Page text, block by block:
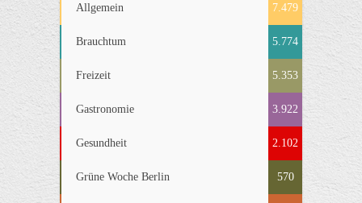
Allgemein 7.479
Brauchtum 5.774
Freizeit 5.353
Gastronomie 3.922
Gesundheit 2.102
Grüne Woche Berlin 570